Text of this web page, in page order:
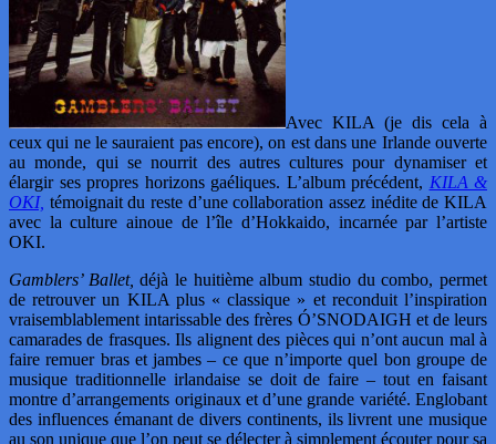
Avec KILA (je dis cela à
ceux qui ne le sauraient pas encore), on est dans une Irlande ouverte
au monde, qui se nourrit des autres cultures pour dynamiser et
élargir ses propres horizons gaéliques. L’album précédent, KILA &
OKI, témoignait du reste d’une collaboration assez inédite de KILA
avec la culture ainoue de l’île d’Hokkaido, incarnée par l’artiste
OKI.
Gamblers’ Ballet, déjà le huitième album studio du combo, permet
de retrouver un KILA plus « classique » et reconduit l’inspiration
vraisemblablement intarissable des frères Ó’SNODAIGH et de leurs
camarades de frasques. Ils alignent des pièces qui n’ont aucun mal à
faire remuer bras et jambes – ce que n’importe quel bon groupe de
musique traditionnelle irlandaise se doit de faire – tout en faisant
montre d’arrangements originaux et d’une grande variété. Englobant
des influences émanant de divers continents, ils livrent une musique
au son unique que l’on peut se délecter à simplement écouter pour sa